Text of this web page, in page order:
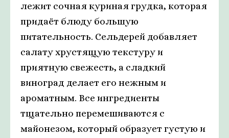
лежит сочная куриная грудка, которая
придаёт блюду большую
питательность. Сельдерей добавляет
салату хрустящую текстуру и
приятную свежесть, а сладкий
виноград делает его нежным и
ароматным. Все ингредиенты
тщательно перемешиваются с
майонезом, который образует густую и